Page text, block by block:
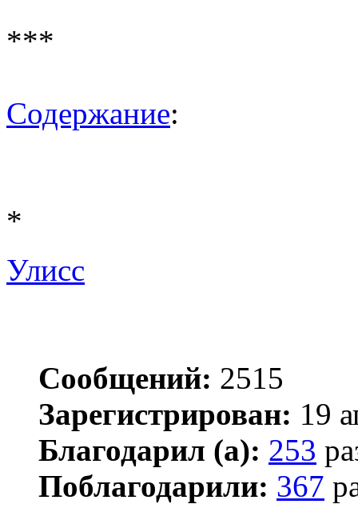
***
Содержание:
*
Улисс
Сообщений: 2515
Зарегистрирован: 19
Благодарил (а): 253
Поблагодарили: 367